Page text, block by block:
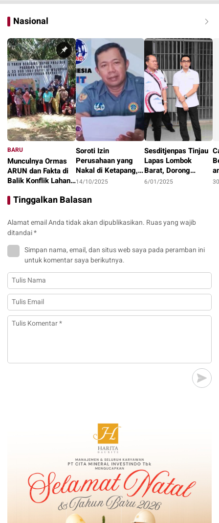
Nasional
BARU
Munculnya Ormas
ARUN dan Fakta di
Balik Konflik Lahan
Soroti Izin
Perusahaan yang
Nakal di Ketapang,
LAKI : Lahan Jadi
Tanggung Jawab?
14/10/2025
Sesditjenpas Tinjau
Lapas Lombok
Barat, Dorong
Optimalisasi
6/01/2025
Tinggalkan Balasan
Alamat email Anda tidak akan dipublikasikan. Ruas yang wajib
ditandai*
Simpan nama, email, dan situs web saya pada peramban ini
untuk komentar saya berikutnya.